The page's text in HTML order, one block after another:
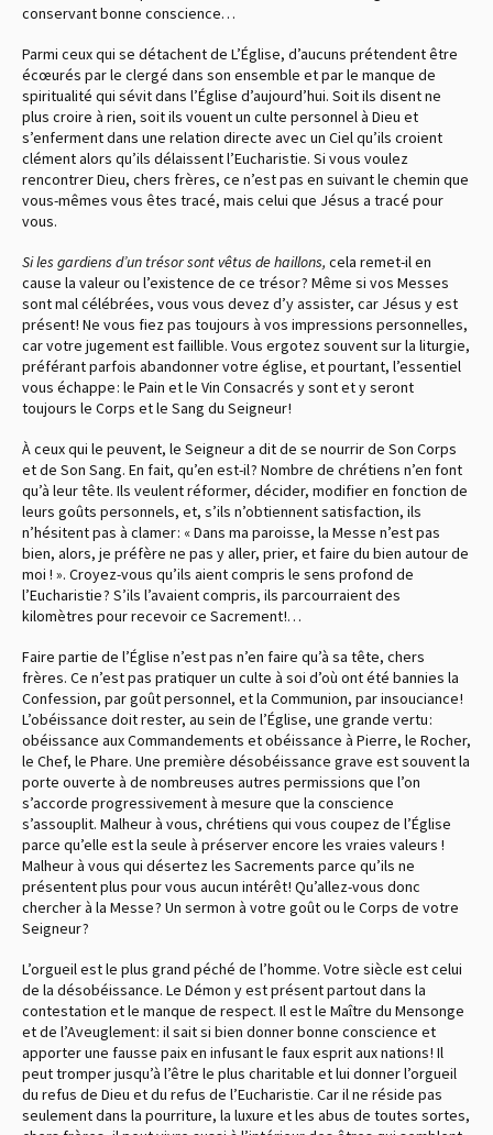
conservant bonne conscience…
Parmi ceux qui se détachent de L’Église, d’aucuns prétendent être
écœurés par le clergé dans son ensemble et par le manque de
spiritualité qui sévit dans l’Église d’aujourd’hui. Soit ils disent ne
plus croire à rien, soit ils vouent un culte personnel à Dieu et
s’enferment dans une relation directe avec un Ciel qu’ils croient
clément alors qu’ils délaissent l’Eucharistie. Si vous voulez
rencontrer Dieu, chers frères, ce n’est pas en suivant le chemin que
vous-mêmes vous êtes tracé, mais celui que Jésus a tracé pour
vous.
Si les gardiens d’un trésor sont vêtus de haillons, cela remet-il en
cause la valeur ou l’existence de ce trésor ? Même si vos Messes
sont mal célébrées, vous vous devez d’y assister, car Jésus y est
présent ! Ne vous fiez pas toujours à vos impressions personnelles,
car votre jugement est faillible. Vous ergotez souvent sur la liturgie,
préférant parfois abandonner votre église, et pourtant, l’essentiel
vous échappe : le Pain et le Vin Consacrés y sont et y seront
toujours le Corps et le Sang du Seigneur !
À ceux qui le peuvent, le Seigneur a dit de se nourrir de Son Corps
et de Son Sang. En fait, qu’en est-il ? Nombre de chrétiens n’en font
qu’à leur tête. Ils veulent réformer, décider, modifier en fonction de
leurs goûts personnels, et, s’ils n’obtiennent satisfaction, ils
n’hésitent pas à clamer : « Dans ma paroisse, la Messe n’est pas
bien, alors, je préfère ne pas y aller, prier, et faire du bien autour de
moi ! ». Croyez-vous qu’ils aient compris le sens profond de
l’Eucharistie ? S’ils l’avaient compris, ils parcourraient des
kilomètres pour recevoir ce Sacrement !…
Faire partie de l’Église n’est pas n’en faire qu’à sa tête, chers
frères. Ce n’est pas pratiquer un culte à soi d’où ont été bannies la
Confession, par goût personnel, et la Communion, par insouciance !
L’obéissance doit rester, au sein de l’Église, une grande vertu :
obéissance aux Commandements et obéissance à Pierre, le Rocher,
le Chef, le Phare. Une première désobéissance grave est souvent la
porte ouverte à de nombreuses autres permissions que l’on
s’accorde progressivement à mesure que la conscience
s’assouplit. Malheur à vous, chrétiens qui vous coupez de l’Église
parce qu’elle est la seule à préserver encore les vraies valeurs !
Malheur à vous qui désertez les Sacrements parce qu’ils ne
présentent plus pour vous aucun intérêt ! Qu’allez-vous donc
chercher à la Messe ? Un sermon à votre goût ou le Corps de votre
Seigneur ?
L’orgueil est le plus grand péché de l’homme. Votre siècle est celui
de la désobéissance. Le Démon y est présent partout dans la
contestation et le manque de respect. Il est le Maître du Mensonge
et de l’Aveuglement : il sait si bien donner bonne conscience et
apporter une fausse paix en infusant le faux esprit aux nations ! Il
peut tromper jusqu’à l’être le plus charitable et lui donner l’orgueil
du refus de Dieu et du refus de l’Eucharistie. Car il ne réside pas
seulement dans la pourriture, la luxure et les abus de toutes sortes,